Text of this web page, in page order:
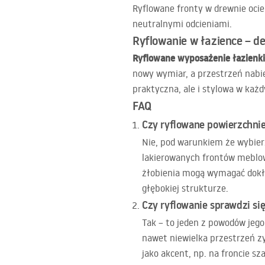
Ryflowane fronty w drewnie
neutralnymi odcieniami.
Ryflowanie w łazience –
Ryflowane wyposażenie łazienki
nowy wymiar, a przestrzeń
praktyczna, ale i stylowa w
FAQ
Czy ryflowane
Nie, pod warunkiem że
lakierowanych frontów
żłobienia mogą wymagać
głębokiej strukturze.
Czy ryflowanie sprawdzi
Tak – to jeden z powodów
nawet niewielka przestrzeń
jako akcent, np. na froncie